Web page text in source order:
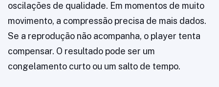
oscilações de qualidade. Em momentos de muito
movimento, a compressão precisa de mais dados.
Se a reprodução não acompanha, o player tenta
compensar. O resultado pode ser um
congelamento curto ou um salto de tempo.